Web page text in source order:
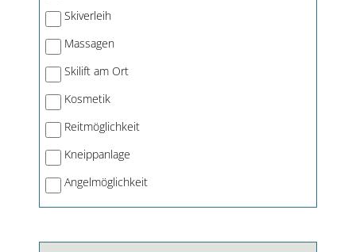
Skiverleih
Massagen
Skilift am Ort
Kosmetik
Reitmöglichkeit
Kneippanlage
Angelmöglichkeit